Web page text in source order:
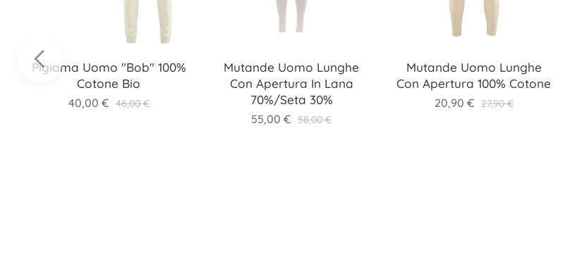
Pigiama Uomo "Bob" 100%
Cotone Bio
40,00 € 46,00€
Mutande Uomo Lunghe
Con Apertura In Lana
70%/Seta 30%
55,00 € 58,00€
Mutande Uomo Lunghe
Con Apertura 100% Cotone
20,90 € 27,90€